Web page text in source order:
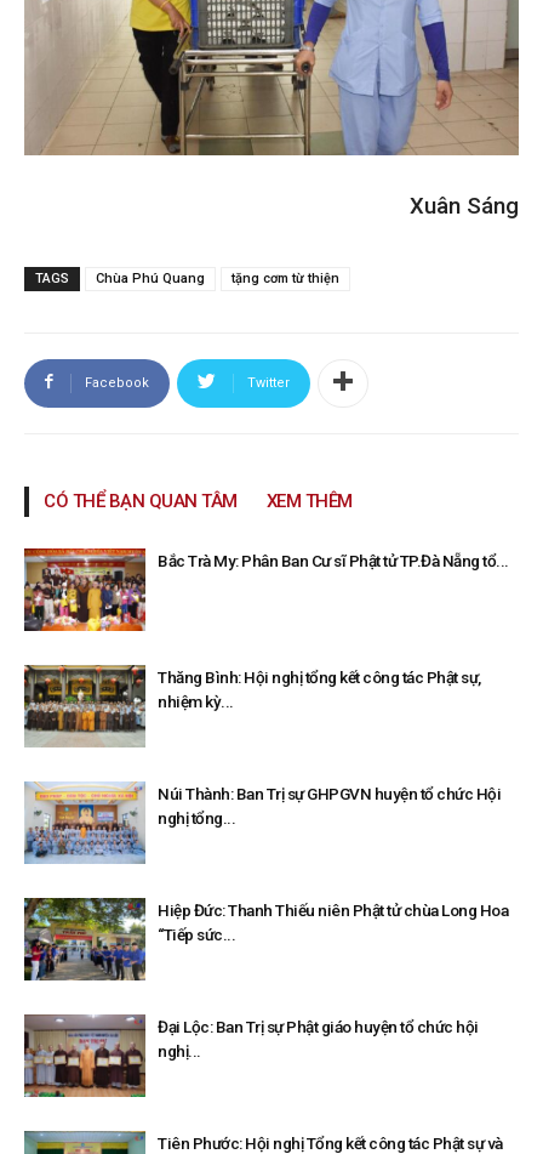
Xuân Sáng
TAGS Chùa Phú Quang tặng cơm từ thiện
Facebook Twitter
CÓ THỂ BẠN QUAN TÂM XEM THÊM
Bắc Trà My: Phân Ban Cư sĩ Phật tử TP.Đà Nẵng tổ...
Thăng Bình: Hội nghị tổng kết công tác Phật sự,
nhiệm kỳ...
Núi Thành: Ban Trị sự GHPGVN huyện tổ chức Hội
nghị tổng...
Hiệp Đức: Thanh Thiếu niên Phật tử chùa Long Hoa
“Tiếp sức...
Đại Lộc: Ban Trị sự Phật giáo huyện tổ chức hội
nghị...
Tiên Phước: Hội nghị Tổng kết công tác Phật sự và